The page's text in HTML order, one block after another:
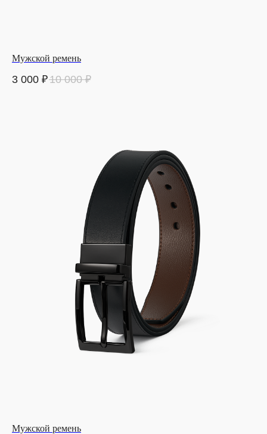
Мужской ремень
3 000 ₽10 000 ₽
Мужской ремень